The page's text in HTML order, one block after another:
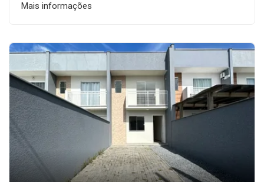
Mais informações